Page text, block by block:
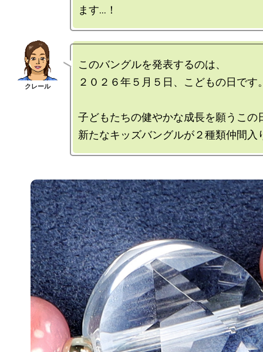
このバングルを発表するのは、
２０２６年５月５日、こどもの日です
子どもたちの健やかな成長を願うこの